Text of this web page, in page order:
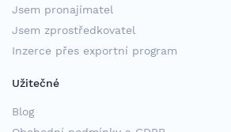
Jsem pronajímatel
Jsem zprostředkovatel
Inzerce přes exportní program
Užitečné
Blog